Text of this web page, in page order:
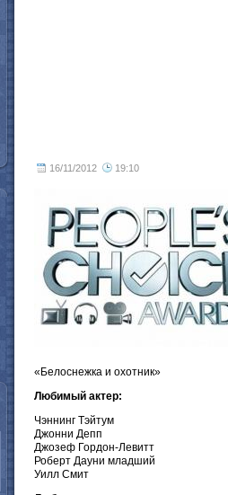
16/11/2012 19:10
«Белоснежка и охотник»
Любимый актер:
Чэннинг Тэйтум
Джонни Депп
Джозеф Гордон-Левитт
Роберт Дауни младший
Уилл Смит